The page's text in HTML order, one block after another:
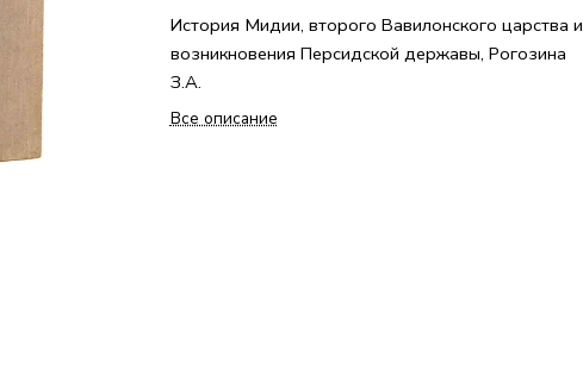
История Мидии, второго Вавилонского царства и
возникновения Персидской державы, Рогозина
З.А.
Все описание